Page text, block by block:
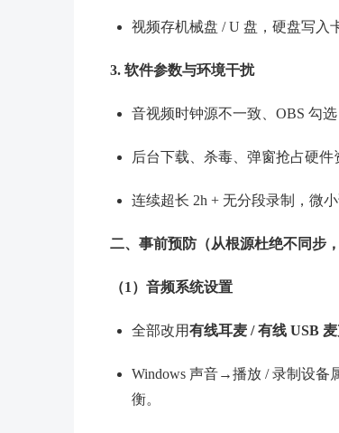
视频存机械盘 / U 盘，硬盘写入
3. 软件参数与环境干扰
音视频时钟源不一致、OBS 勾选
后台下载、杀毒、弹窗抢占硬件
连续超长 2h + 无分段录制，微小
二、事前预防（从根源杜绝不同步，
（1）音频系统设置
全部改用有线耳麦 / 有线 USB
Windows 声音→播放 / 录制设备
衡。